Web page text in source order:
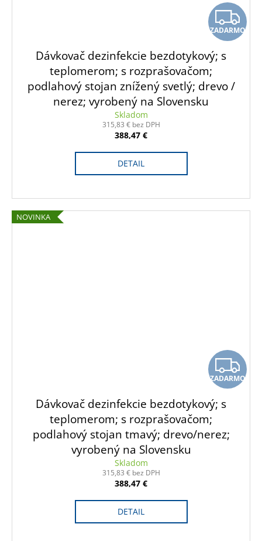
Z
A
ZADARMO
Dávkovač dezinfekcie bezdotykový; s
teplomerom; s rozprašovačom;
podlahový stojan znížený svetlý; drevo /
nerez; vyrobený na Slovensku
Skladom
315,83 € bez DPH
388,47 €
DETAIL
NOVINKA
Z
A
ZADARMO
Dávkovač dezinfekcie bezdotykový; s
teplomerom; s rozprašovačom;
podlahový stojan tmavý; drevo/nerez;
vyrobený na Slovensku
Skladom
315,83 € bez DPH
388,47 €
DETAIL